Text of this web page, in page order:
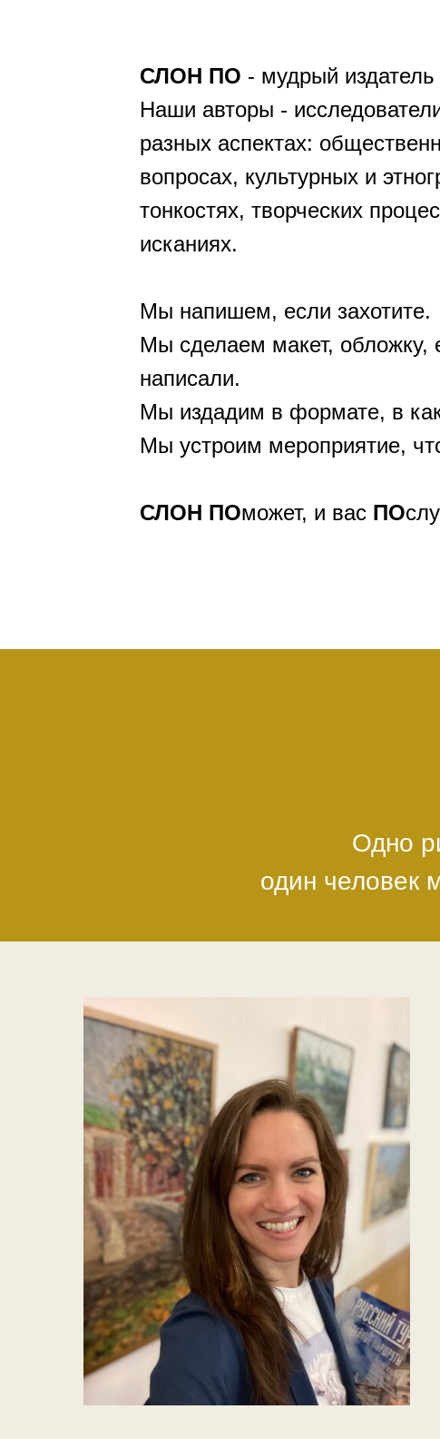
СЛОН ПО - мудрый
Наши авторы -
разных аспектах:
вопросах, культурных и
тонкостях, творческих
исканиях.
Мы напишем, если захотите.
Мы сделаем макет, обложку,
написали.
Мы издадим в формате, в
Мы устроим мероприятие,
СЛОН ПОможет, и вас ПО
Одно
один человек